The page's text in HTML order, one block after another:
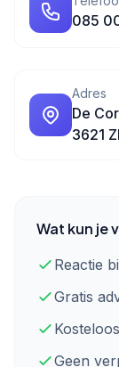
085
Adres
De
3621
Wat kun je
Reactie
Gratis
Geen